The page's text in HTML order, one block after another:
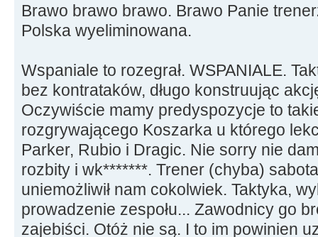
Brawo brawo brawo. Brawo Panie
Polska wyeliminowana.
Wspaniale to rozegrał. WSPANIALE.
bez kontrataków, długo konstruując
Oczywiście mamy predyspozycje to
rozgrywającego Koszarka u którego
Parker, Rubio i Dragic. Nie sorry nie
rozbity i wk*******. Trener (chyba)
uniemożliwił nam cokolwiek. Taktyka,
prowadzenie zespołu... Zawodnicy go
zajebiści. Otóż nie są. I to im powinien